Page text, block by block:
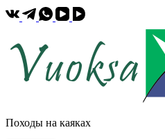
Походы на каяках